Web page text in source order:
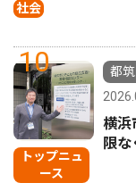
社会
10
トップニュ
ース
都
横
限